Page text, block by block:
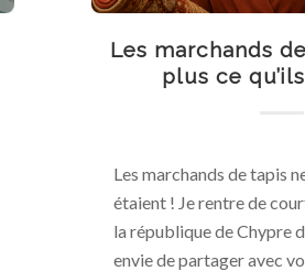
Les marchands
plus ce
Les marchands de tapis
étaient ! Je rentre de
la république de Chypre
envie de partager avec